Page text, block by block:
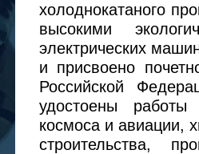
холоднокатаного
высокими
электрических
и присвоено
Российской
удостоены
космоса и авиации,
строительства,